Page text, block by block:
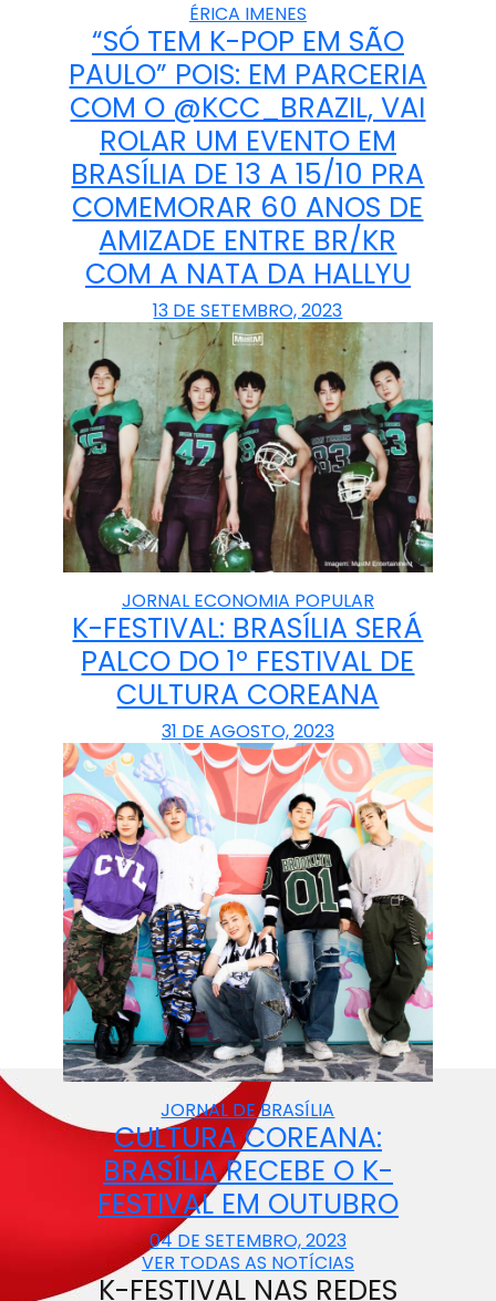
ÉRICA IMENES
“SÓ TEM K-POP EM SÃO
PAULO” POIS: EM PARCERIA
COM O @KCC_BRAZIL, VAI
ROLAR UM EVENTO EM
BRASÍLIA DE 13 A 15/10 PRA
COMEMORAR 60 ANOS DE
AMIZADE ENTRE BR/KR
COM A NATA DA HALLYU
13 DE SETEMBRO, 2023
JORNAL ECONOMIA POPULAR
K-FESTIVAL: BRASÍLIA SERÁ
PALCO DO 1º FESTIVAL DE
CULTURA COREANA
31 DE AGOSTO, 2023
JORNAL DE BRASÍLIA
CULTURA COREANA:
BRASÍLIA RECEBE O K-
FESTIVAL EM OUTUBRO
04 DE SETEMBRO, 2023
VER TODAS AS NOTÍCIAS
K-FESTIVAL NAS REDES